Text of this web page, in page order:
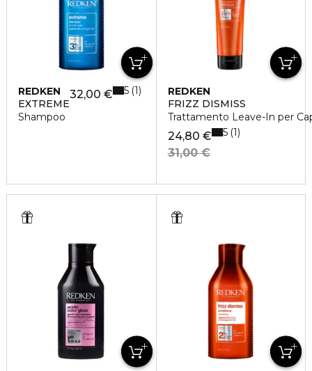
REDKEN
EXTREME
Shampoo
32,00 € 5 1
REDKEN
FRIZZ DISMISS
Trattamento Leave-In per
24,80 €
31,00 €
5 1